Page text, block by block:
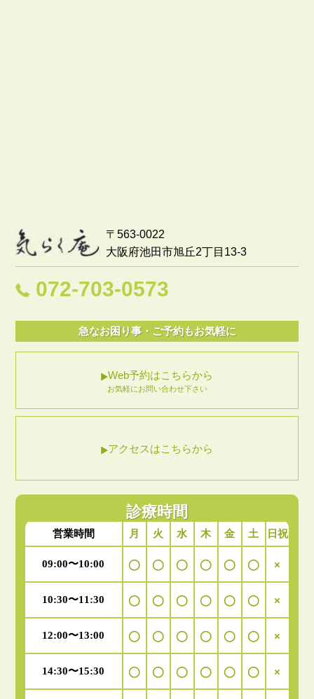
〒563-0022
大阪府池田市旭丘2丁目13-3
072-703-0573
急なお困り事・ご予約もお気軽に
Web予約はこちらから
お気軽にお問い合わせ下さい
アクセスはこちらから
診療時間
営業時間 月 火 水 木 金 土 日祝
09:00〜10:00 ◯ ◯ ◯ ◯ ◯ ◯ ×
10:30〜11:30 ◯ ◯ ◯ ◯ ◯ ◯ ×
12:00〜13:00 ◯ ◯ ◯ ◯ ◯ ◯ ×
14:30〜15:30 ◯ ◯ ◯ ◯ ◯ ◯ ×